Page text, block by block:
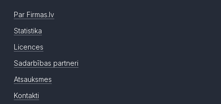
Par Firmas.lv
Statistika
Licences
Sadarbības partneri
Atsauksmes
Kontakti